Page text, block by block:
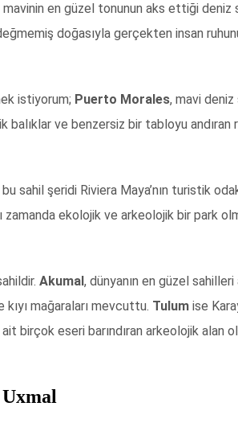
mavinin en güzel tonunun aks ettiği deniz
doğasıyla gerçekten insan
istiyorum; Puerto Morales, mavi deniz
ve benzersiz bir tabloyu andıran
sahil şeridi Riviera Maya’nın turistik
zamanda ekolojik ve arkeolojik bir park
Akumal , dünyanın en güzel sahilleri
kıyı mağaraları mevcuttu. Tulum ise
birçok eseri barındıran arkeolojik alan